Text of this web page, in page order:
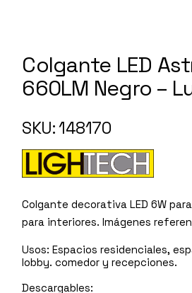
Colgante LED
660LM Negro –
SKU: 148170
Colgante decorativa LED 6W
para interiores. Imágenes
Usos:Espacios residenciales,
lobby. comedor y recepciones.
Descargables: